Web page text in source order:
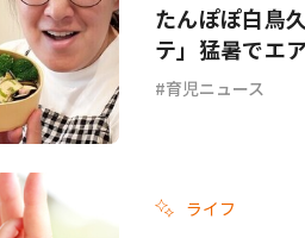
たんぽぽ白鳥
テ」猛暑でエ
てて…」
育児ニュース
ライフ